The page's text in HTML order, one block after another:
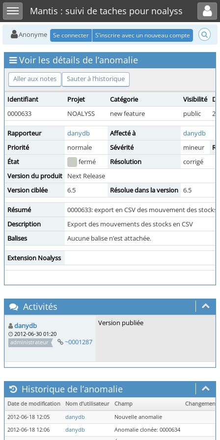
Toggle sidebarMantis : suivi de taches pour noalyss
Toggle user menu
Anonyme Se connecter S’inscrire avec un nouveau compte
Voir les détails de l’anomalie
Aller aux notes Sauter à l’historique
Identifiant Projet Catégorie Visibilité
0000633
NOALYSS new feature public
Rapporteur danydb Affecté à
danydb
Priorité
normale Sévérité mineur
État
fermé Résolution
corrigé
Version du produit
Next Release
Version ciblée
6.5 Résolue dans la version 6.5
Résumé
0000633: export en CSV des mouvement des stocks
Description
Export des mouvements des stocks en CSV
Balises
Aucune balise n’est attachée.
Extension Noalyss
Activités
danydb
2012-06-30 01:20
administrateur
~0001287
Version publiée
Historique de l’anomalie
Date de modification Nom d’utilisateur Champ
Changement
2012-06-18 12:05
danydb
Nouvelle anomalie
2012-06-18 12:06
danydb
Anomalie clonée: 0000634